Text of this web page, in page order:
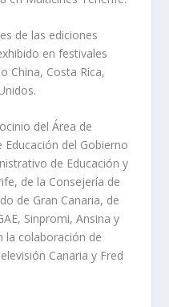
de las ediciones
en festivales
China, Costa Rica,
del Área de
del Gobierno
de Educación y
de la Consejería de
de Gran Canaria, de
Sinpromi, Ansina y
la colaboración de
Canaria y Fred